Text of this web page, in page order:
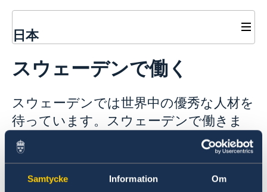
Samtycke Information Om
日本
スウェーデンで働く
スウェーデンで学ぶ
奨学金
Sweden Alumni Network Japan
Euraxess
観光
領事
渡航ビザ（シェンゲンビザ）
スウェーデン国籍者等と同居のための居住許可の申請
（配偶者、サンボ等）
居住許可－労働及び研究
スウェーデンで働く
スウェーデンでは世界中の優秀な人材を
待っています。スウェーデンで働きま
せんか？